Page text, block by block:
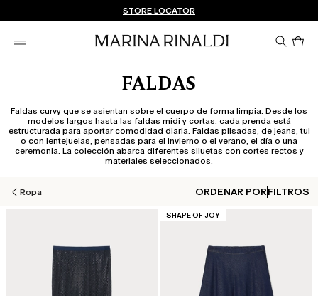
ENVÍO Y DEVOLUCIONES GRATUITOS
¿No tienes una cuenta? REGÍSTRATE AHORA
STORE LOCATOR
FALDAS
Faldas curvy que se asientan sobre el cuerpo de forma limpia. Desde los
modelos largos hasta las faldas midi y cortas, cada prenda está
estructurada para aportar comodidad diaria. Faldas plisadas, de jeans, tul
o con lentejuelas, pensadas para el invierno o el verano, el día o una
ceremonia. La colección abarca diferentes siluetas con cortes rectos y
materiales seleccionados.
Ropa ORDENAR PORFILTROS
CATEGORÍA:
SHAPE OF JOY